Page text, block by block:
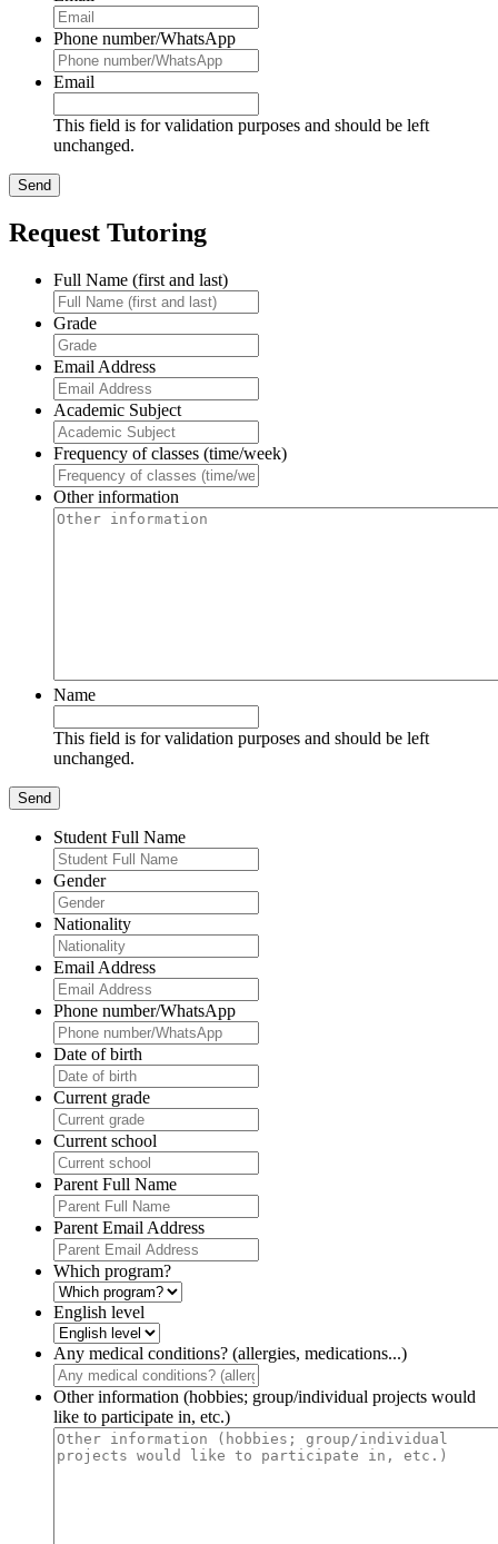
Phone number/WhatsApp
Email
This field is for validation purposes and should be left
unchanged.
Request Tutoring
Full Name (first and last)
Grade
Email Address
Academic Subject
Frequency of classes (time/week)
Other information
Name
This field is for validation purposes and should be left
unchanged.
Student Full Name
Gender
Nationality
Email Address
Phone number/WhatsApp
Date of birth
Current grade
Current school
Parent Full Name
Parent Email Address
Which program?
English level
Any medical conditions? (allergies, medications...)
Other information (hobbies; group/individual projects would
like to participate in, etc.)